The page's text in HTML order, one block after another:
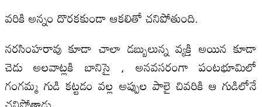
వరికి అన్నం దొరకకుండా ఆకలితో చనిపోతుంది.
నరసింహరావు కూడా చాలా డబ్బులున్న వ్యక్తి అయిన కూడా
చెడు అలవాట్లకి బానిసై , అనవసరంగా పంటభూమిలో
గంగమ్మ గుడి కట్టడం వల్ల అప్పుల పాలై చివరికి ఆ గుడిలోనే